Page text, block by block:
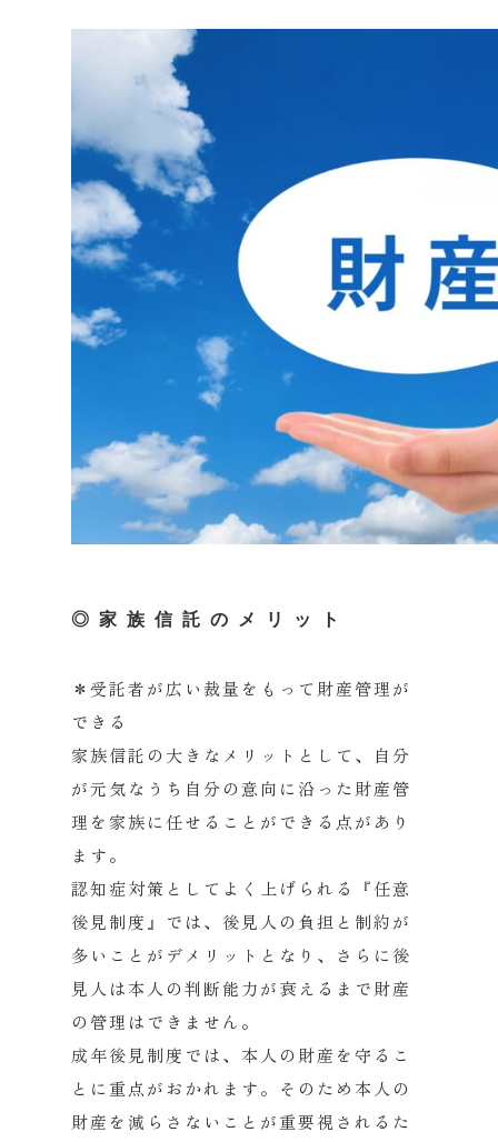
◎家族信託のメリット
＊受託者が広い裁量をもって財産管理が
できる
家族信託の大きなメリットとして、自分
が元気なうち自分の意向に沿った財産管
理を家族に任せることができる点があり
ます。
認知症対策としてよく上げられる『任意
後見制度』では、後見人の負担と制約が
多いことがデメリットとなり、さらに後
見人は本人の判断能力が衰えるまで財産
の管理はできません。
成年後見制度では、本人の財産を守るこ
とに重点がおかれます。そのため本人の
財産を減らさないことが重要視されるた